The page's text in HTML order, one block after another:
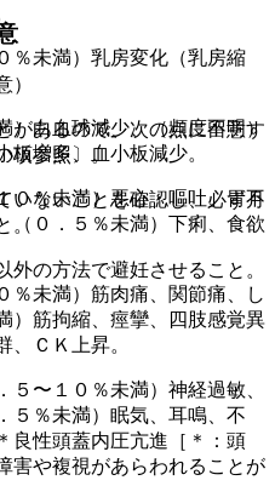
％未満）乳房変化（乳房縮
白血球減少、（頻度不明）
板増多、血小板減少。
％未満）悪心・嘔吐、胃不
（０．５％未満）下痢、食欲
未満）筋肉痛、関節痛、し
）筋拘縮、痙攣、四肢感覚異
、ＣＫ上昇。
〜１０％未満）神経過敏、
５％未満）眠気、耳鳴、不
良性頭蓋内圧亢進［＊：頭
害や複視があらわれることが
）
があるので、次の点に留意す
項参照〕。
ないことを確認し、必ず月
。
の方法で避妊させること。